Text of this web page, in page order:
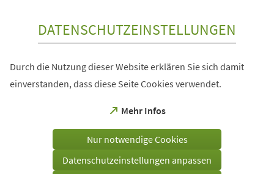
DATENSCHUTZEINSTELLUNGEN
Durch die Nutzung dieser Website erklären Sie sich damit
einverstanden, dass diese Seite Cookies verwendet.
Mehr Infos
(Öffnet
einem
Tab)
Nur notwendige Cookies
Datenschutzeinstellungen anpassen